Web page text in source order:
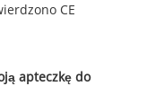
CE
apteczkę do